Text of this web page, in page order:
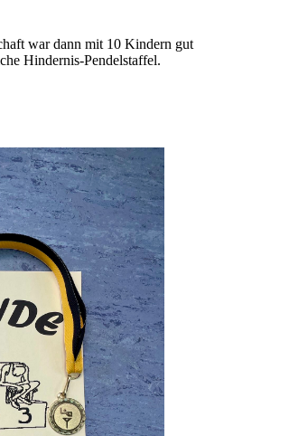
war dann mit 10 Kindern gut
Hindernis-Pendelstaffel.